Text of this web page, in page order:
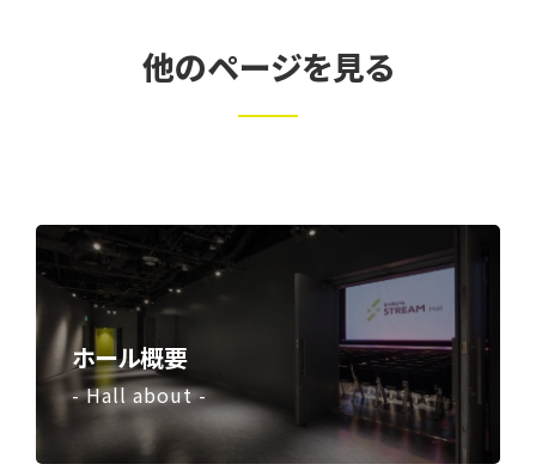
他のページを見る
ホール概要
- Hall about -